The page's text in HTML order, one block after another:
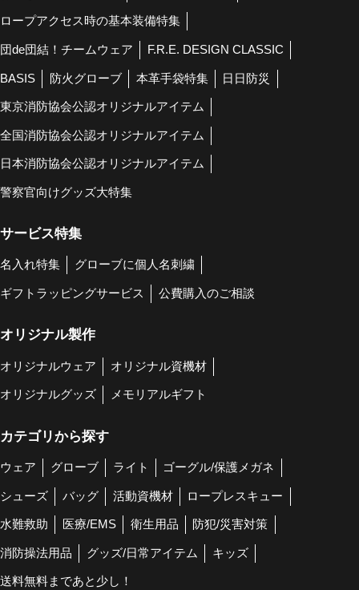
ロープアクセス時の基本装備特集
団de団結！チームウェア F.R.E. DESIGN CLASSIC
BASIS 防火グローブ 本革手袋特集 日日防災
東京消防協会公認オリジナルアイテム
全国消防協会公認オリジナルアイテム
日本消防協会公認オリジナルアイテム
警察官向けグッズ大特集
サービス特集
名入れ特集 グローブに個人名刺繍
ギフトラッピングサービス 公費購入のご相談
オリジナル製作
オリジナルウェア オリジナル資機材
オリジナルグッズ メモリアルギフト
カテゴリから探す
ウェア グローブ ライト ゴーグル/保護メガネ
シューズ バッグ 活動資機材 ロープレスキュー
水難救助 医療/EMS 衛生用品 防犯/災害対策
消防操法用品 グッズ/日常アイテム キッズ
送料無料まであと少し！